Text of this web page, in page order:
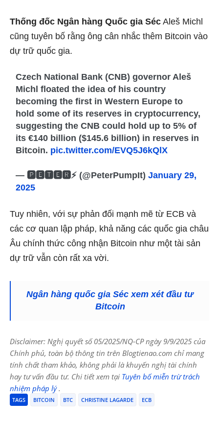
Thống đốc Ngân hàng Quốc gia Séc Aleš Michl
cũng tuyên bố rằng ông cân nhắc thêm Bitcoin vào
dự trữ quốc gia.
Czech National Bank (CNB) governor Aleš
Michl floated the idea of his country
becoming the first in Western Europe to
hold some of its reserves in cryptocurrency,
suggesting the CNB could hold up to 5% of
its €140 billion ($145.6 billion) in reserves in
Bitcoin. pic.twitter.com/EVQ5J6kQlX
— 🅿🅴🆃🅴🆁⚡ (@PeterPumpIt)January 29,
2025
Tuy nhiên, với sự phản đối mạnh mẽ từ ECB và
các cơ quan lập pháp, khả năng các quốc gia châu
Âu chính thức công nhận Bitcoin như một tài sản
dự trữ vẫn còn rất xa vời.
Ngân hàng quốc gia Séc xem xét đầu tư
Bitcoin
Disclaimer: Nghị quyết số 05/2025/NQ-CP ngày 9/9/2025 của
Chính phủ, toàn bộ thông tin trên Blogtienao.com chỉ mang
tính chất tham khảo, không phải là khuyến nghị tài chính
hay tư vấn đầu tư. Chi tiết xem tại Tuyên bố miễn trừ trách
nhiệm pháp lý.
TAGS BITCOIN BTC CHRISTINE LAGARDE ECB